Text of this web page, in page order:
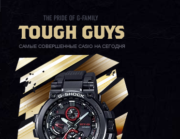
САМЫЕ СОВЕРШЕННЫЕ CASIO НА СЕГОДНЯ